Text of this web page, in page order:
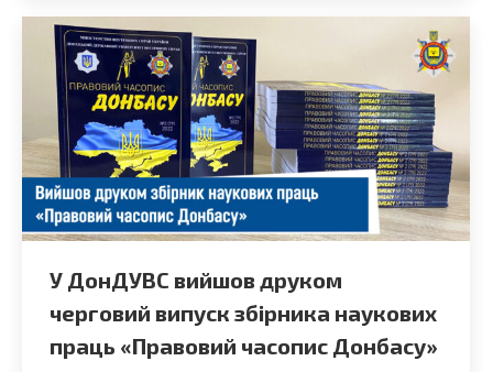
У ДонДУВС вийшов друком
черговий випуск збірника наукових
праць «Правовий часопис Донбасу»